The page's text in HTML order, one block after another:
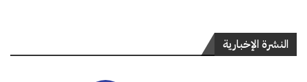
النشرة الإخبارية